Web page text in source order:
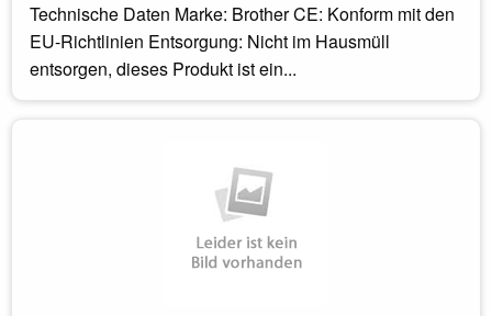
Technische Daten Marke: Brother CE: Konform mit den
EU-Richtlinien Entsorgung: Nicht im Hausmüll
entsorgen, dieses Produkt ist ein...